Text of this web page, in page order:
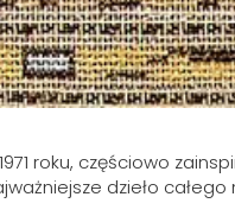
roku, częściowo
dzieło